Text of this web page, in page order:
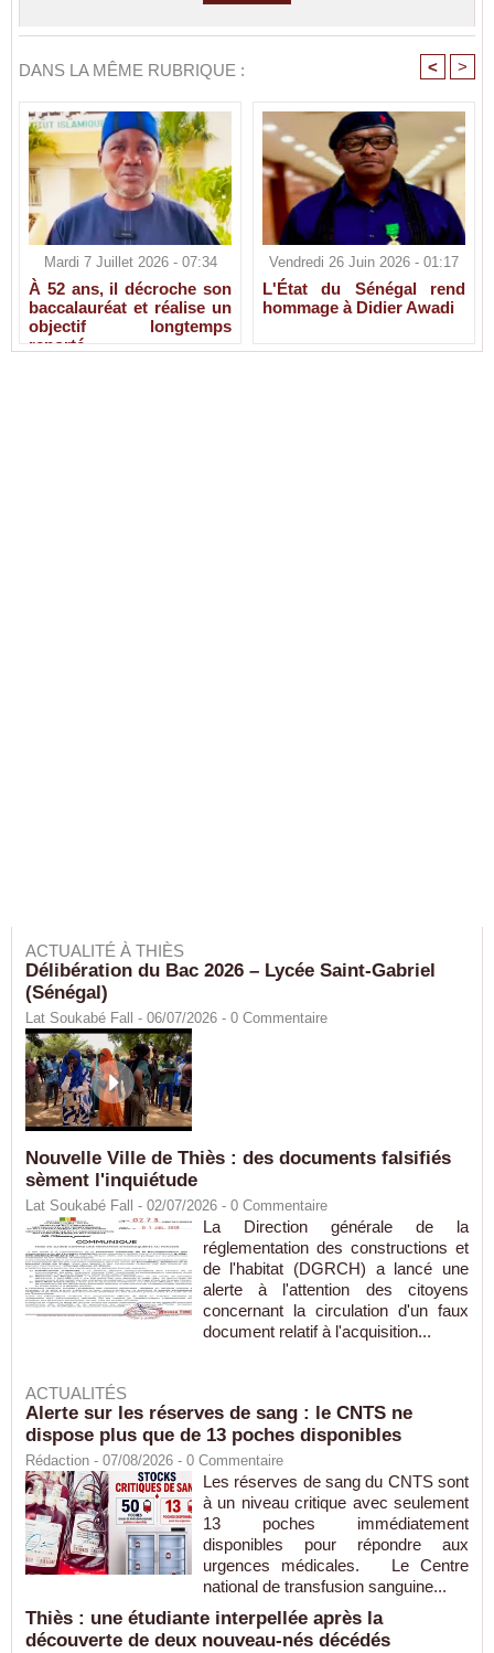
DANS LA MÊME RUBRIQUE : < >
Mardi 7 Juillet 2026 - 07:34
À 52 ans, il décroche son
baccalauréat et réalise un
objectif longtemps
reporté
Vendredi 26 Juin 2026 - 01:17
L'État du Sénégal rend
hommage à Didier Awadi
ACTUALITÉ À THIÈS
Délibération du Bac 2026 – Lycée Saint-Gabriel
(Sénégal)
Lat Soukabé Fall - 06/07/2026 - 0 Commentaire
Nouvelle Ville de Thiès : des documents falsifiés
sèment l'inquiétude
Lat Soukabé Fall - 02/07/2026 - 0 Commentaire
La Direction générale de la
réglementation des constructions et
de l'habitat (DGRCH) a lancé une
alerte à l'attention des citoyens
concernant la circulation d'un faux
document relatif à l'acquisition...
ACTUALITÉS
Alerte sur les réserves de sang : le CNTS ne
dispose plus que de 13 poches disponibles
Rédaction - 07/08/2026 - 0 Commentaire
Les réserves de sang du CNTS sont
à un niveau critique avec seulement
13 poches immédiatement
disponibles pour répondre aux
urgences médicales. Le Centre
national de transfusion sanguine...
Thiès : une étudiante interpellée après la
découverte de deux nouveau-nés décédés